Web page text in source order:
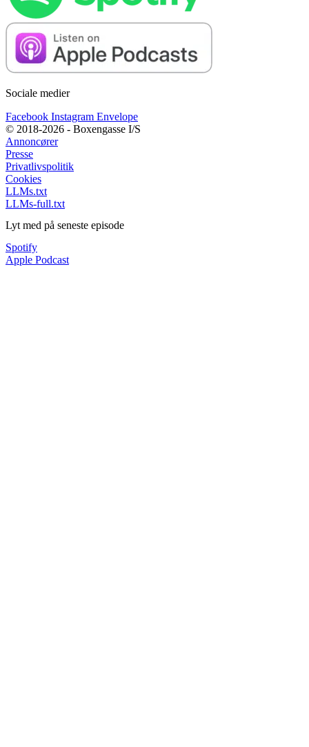
Sociale medier
Facebook Instagram Envelope
© 2018-2026 - Boxengasse I/S
Annoncører
Presse
Privatlivspolitik
Cookies
LLMs.txt
LLMs-full.txt
Lyt med på seneste episode
Spotify
Apple Podcast